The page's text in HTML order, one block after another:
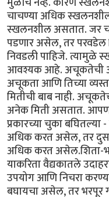
चाचण्या अधिक
स्खलनशील असतात. जर
पडणार असेल, तर
निवडली पाहिजे. त्यामुळे
आवश्यक आहे. अचूकतेची
अचूकता आणि तिच्या
मितीची बाब नाही.
अनेक मिती असतात. आपण
प्रकारच्या चुका
अधिक करत असेल, तर
अधिक करत असेल.शिता-
याकरिता वैद्यकातले
उपयोग आणि निचरा
बघायचा असेल, तर भरपूर